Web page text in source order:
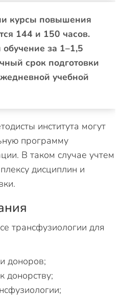
курсы повышения
144 и 150 часов.
за 1–1,5
срок подготовки
учебной
института могут
программу
В таком случае учтем
дисциплин и
трансфузиологии для
доноров;
донорству;